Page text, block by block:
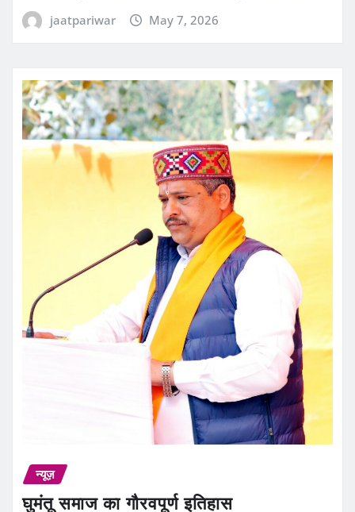
jaatpariwar May 7, 2026
न्यूज़
घुमंतू समाज का गौरवपूर्ण इतिहास